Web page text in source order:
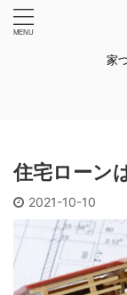
家
住宅ローン
2021-10-10